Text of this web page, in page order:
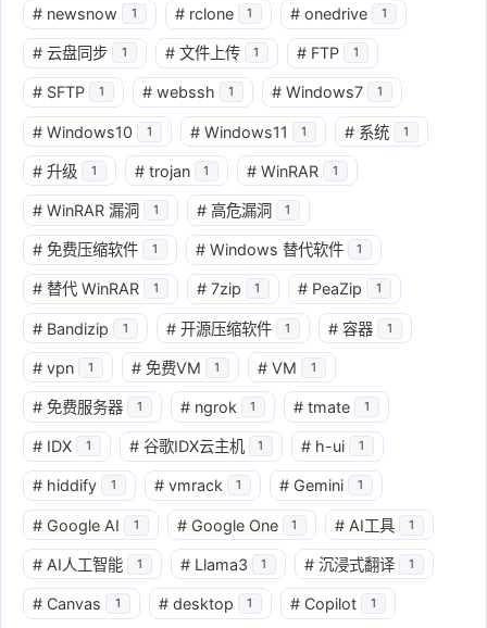
# newsnow 1 # rclone 1 # onedrive 1
# 云盘同步 1 # 文件上传 1 # FTP 1
# SFTP 1 # webssh 1 # Windows7 1
# Windows10 1 # Windows11 1 # 系统 1
# 升级 1 # trojan 1 # WinRAR 1
# WinRAR 漏洞 1 # 高危漏洞 1
# 免费压缩软件 1 # Windows 替代软件 1
# 替代 WinRAR 1 # 7zip 1 # PeaZip 1
# Bandizip 1 # 开源压缩软件 1 # 容器 1
# vpn 1 # 免费VM 1 # VM 1
# 免费服务器 1 # ngrok 1 # tmate 1
# IDX 1 # 谷歌IDX云主机 1 # h-ui 1
# hiddify 1 # vmrack 1 # Gemini 1
# Google AI 1 # Google One 1 # AI工具 1
# AI人工智能 1 # Llama3 1 # 沉浸式翻译 1
# Canvas 1 # desktop 1 # Copilot 1